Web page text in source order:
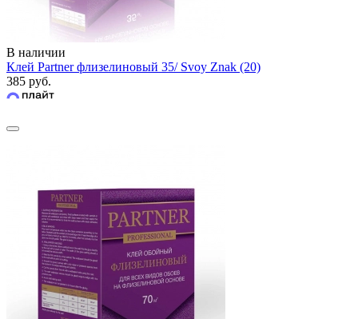
В наличии
Клей Partner флизелиновый 35/ Svoy Znak (20)
385 руб.